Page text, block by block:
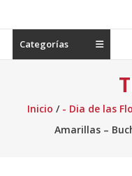
Categorías
Inicio / - Dia de las
Amarillas –